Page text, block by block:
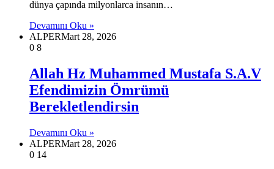
dünya çapında milyonlarca insanın…
Devamını Oku »
ALPERMart 28, 2026
0 8
Allah Hz Muhammed Mustafa S.A.V
Efendimizin Ömrümü
Berekletlendirsin
Devamını Oku »
ALPERMart 28, 2026
0 14